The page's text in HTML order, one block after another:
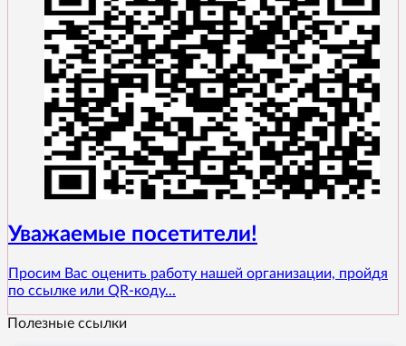
Уважаемые посетители!
Просим Вас оценить работу нашей организации, пройдя
по ссылке или QR-коду...
Полезные ссылки